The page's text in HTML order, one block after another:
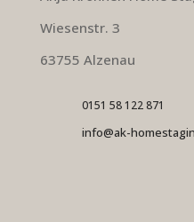
Wiesenstr. 3
63755 Alzenau
0151 58 122 871
info@ak-